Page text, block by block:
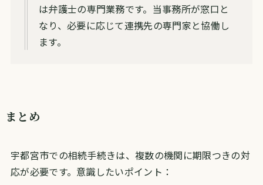
は弁護士の専門業務です。当事務所が窓口と
なり、必要に応じて連携先の専門家と協働し
ます。
まとめ
宇都宮市での相続手続きは、複数の機関に期限つきの対
応が必要です。意識したいポイント：